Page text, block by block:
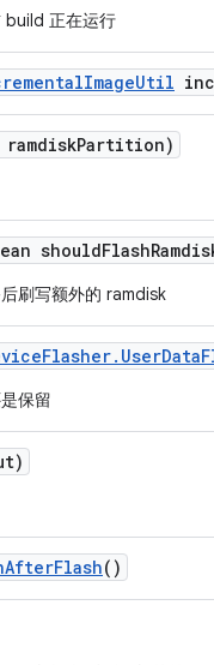
build 正在运行
ImageUtil
Partition)
shouldFlash
刷写额外的 ramdisk
Flasher. UserData
保留
AfterFlash()